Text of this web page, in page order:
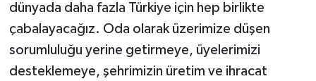
dünyada daha fazla Türkiye için hep birlikte
çabalayacağız. Oda olarak üzerimize düşen
sorumluluğu yerine getirmeye, üyelerimizi
desteklemeye, şehrimizin üretim ve ihracat